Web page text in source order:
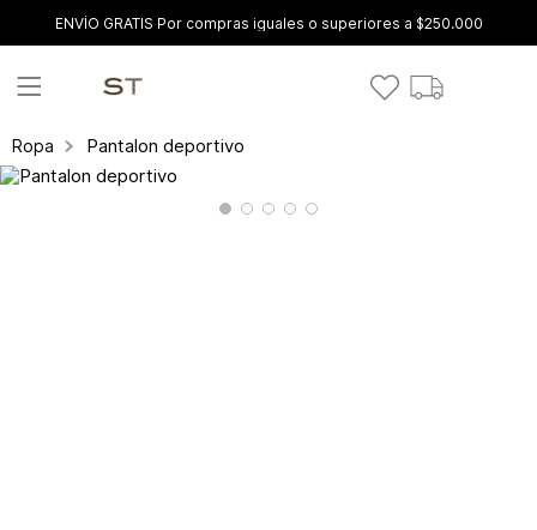
ENVÍO GRATIS Por compras iguales o superiores a $250.000
Ropa Pantalon deportivo